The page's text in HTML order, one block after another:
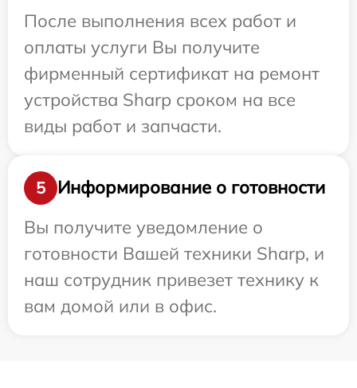
После выполнения всех работ и
оплаты услуги Вы получите
фирменный сертификат на ремонт
устройства Sharp сроком на все
виды работ и запчасти.
5
Информирование о готовности
Вы получите уведомление о
готовности Вашей техники Sharp, и
наш сотрудник привезет технику к
вам домой или в офис.